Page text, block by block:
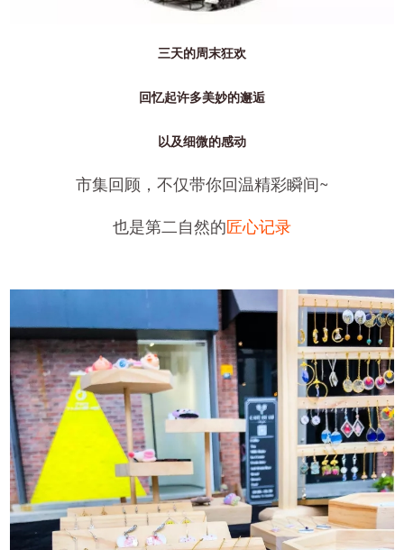
三天的周末狂欢
回忆起许多美妙的邂逅
以及细微的感动
市集回顾，不仅带你回温精彩瞬间~
也是第二自然的匠心记录